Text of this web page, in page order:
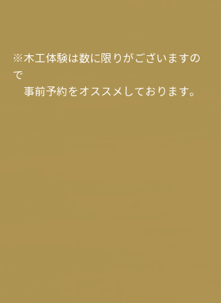
※木工体験は数に限りがございますの
で
事前予約をオススメしております。